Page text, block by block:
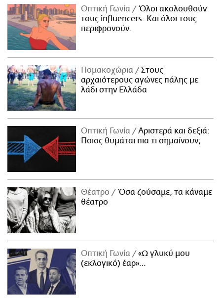
Οπτική Γωνία
Όλοι ακολουθούν
τους influencers. Και όλοι τους
περιφρονούν.
Πομακοχώρια
Στους
αρχαιότερους αγώνες πάλης με
λάδι στην Ελλάδα
Οπτική Γωνία
Αριστερά και δεξιά:
Ποιος θυμάται πια τι σημαίνουν;
Θέατρο
Όσα ζούσαμε, τα κάναμε
θέατρο
Οπτική Γωνία
«Ω γλυκύ μου
(εκλογικό) έαρ»…